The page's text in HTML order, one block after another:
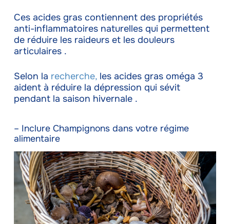
Ces acides gras contiennent des propriétés
anti-inflammatoires naturelles qui permettent
de réduire les raideurs et les douleurs
articulaires .
Selon la recherche,les acides gras oméga 3
aident à réduire la dépression qui sévit
pendant la saison hivernale .
– Inclure Champignons dans votre régime
alimentaire